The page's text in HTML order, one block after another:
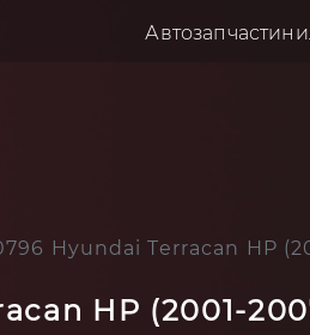
Автозапчастини
Hyundai Terracan HP
HP (2001-